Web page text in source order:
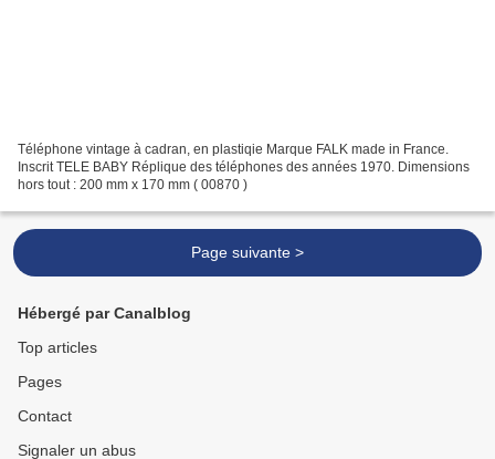
Téléphone vintage à cadran, en plastiqie Marque FALK made in France.
Inscrit TELE BABY Réplique des téléphones des années 1970. Dimensions
hors tout : 200 mm x 170 mm ( 00870 )
Page suivante >
Hébergé par Canalblog
Top articles
Pages
Contact
Signaler un abus